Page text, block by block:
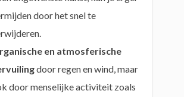
door het snel te
en atmosferische
door regen en wind, maar
door menselijke activiteit zoals